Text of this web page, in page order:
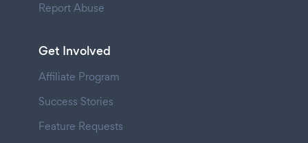
Report Abuse
Get Involved
Affiliate Program
Success Stories
Feature Requests